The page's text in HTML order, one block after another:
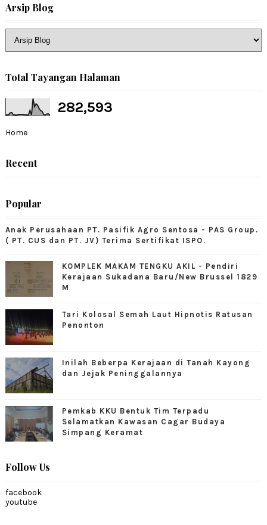
Arsip Blog
Total Tayangan Halaman
282,593
Home
Recent
Popular
Anak Perusahaan PT. Pasifik Agro Sentosa - PAS Group.
( PT. CUS dan PT. JV) Terima Sertifikat ISPO.
KOMPLEK MAKAM TENGKU AKIL - Pendiri
Kerajaan Sukadana Baru/New Brussel 1829
M
Tari Kolosal Semah Laut Hipnotis Ratusan
Penonton
Inilah Beberpa Kerajaan di Tanah Kayong
dan Jejak Peninggalannya
Pemkab KKU Bentuk Tim Terpadu
Selamatkan Kawasan Cagar Budaya
Simpang Keramat
Follow Us
facebook
youtube